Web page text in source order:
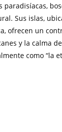
paradisíacas,
Sus islas,
ofrecen un
y la calma
como “la